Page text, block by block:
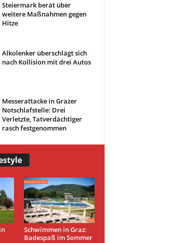
Steiermark berät über
weitere Maßnahmen gegen
Hitze
Alkolenker überschlägt sich
nach Kollision mit drei Autos
Messerattacke in Grazer
Notschlafstelle: Drei
Verletzte, Tatverdächtiger
rasch festgenommen
Schwimmen in Graz:
Badespaß im Sommer